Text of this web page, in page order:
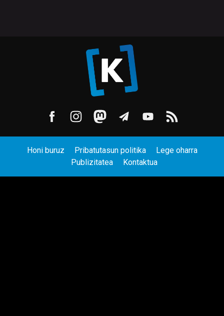
Honi buruz Pribatutasun politika
Lege oharra
Publizitatea
Kontaktua